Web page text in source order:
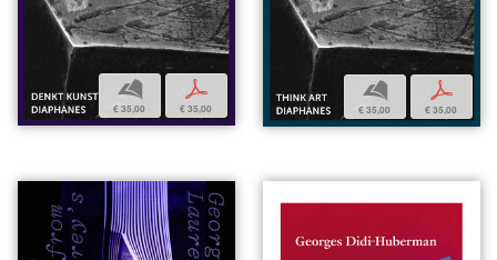
b
€ 35,00
p
€ 35,00
b
€ 35,00
p
€ 35,00